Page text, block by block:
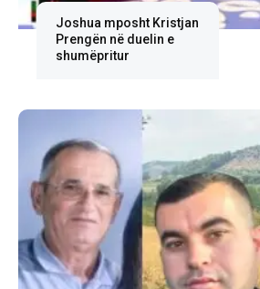
Joshua mposht Kristjan
Prengën në duelin e
shumëpritur